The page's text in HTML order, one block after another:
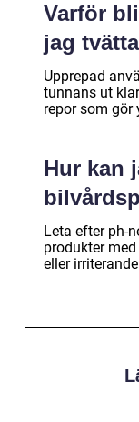
Varför
jag
Upprepad
tunnans ut
repor som
Hur kan
Leta efter ph-
produkter
eller